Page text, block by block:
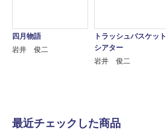
四月物語
岩井 俊二
トラッシュバスケット
シアター
岩井 俊二
最近チェックした商品